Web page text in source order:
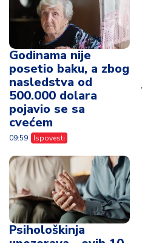
Godinama nije
posetio baku, a zbog
nasledstva od
500.000 dolara
pojavio se sa
cvećem
09:59 Ispovesti
Psihološkinja